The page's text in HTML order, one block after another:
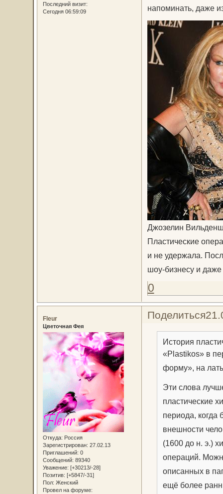
Последний визит:
Сегодня 06:59:09
напоминать, даже
Джозелин
Пластические
и не удержала.
шоу-бизнесу и даже
0
Поделиться
Fleur
Цветочная Фея
Откуда: Россия
Зарегистрирован: 27.02.13
Приглашений: 0
Сообщений: 89340
Уважение: [+30213/-28]
Позитив: [+5847/-31]
Пол: Женский
Провел на форуме:
История
«Plastikos» в
форму», на
Эти слова
пластические
периода, когда
внешности
(1600 до н. э.)
операций.
описанных в
ещё более